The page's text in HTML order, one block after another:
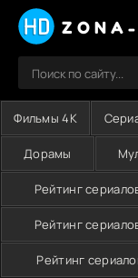
Фильмы 4K
Дорамы
Рейтинг
Рейтинг
Рейтинг